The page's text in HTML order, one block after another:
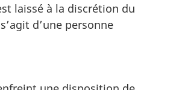
laissé à la discrétion du
d’une personne